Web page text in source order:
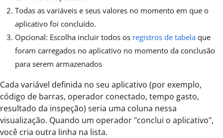
Todas as variáveis e seus valores no momento em que o
aplicativo foi concluído.
Opcional: Escolha incluir todos os registros de tabela que
foram carregados no aplicativo no momento da conclusão
para serem armazenados
Cada variável definida no seu aplicativo (por exemplo,
código de barras, operador conectado, tempo gasto,
resultado da inspeção) seria uma coluna nessa
visualização. Quando um operador "conclui o aplicativo",
você cria outra linha na lista.